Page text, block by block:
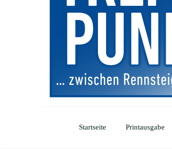
Startseite Printausgabe